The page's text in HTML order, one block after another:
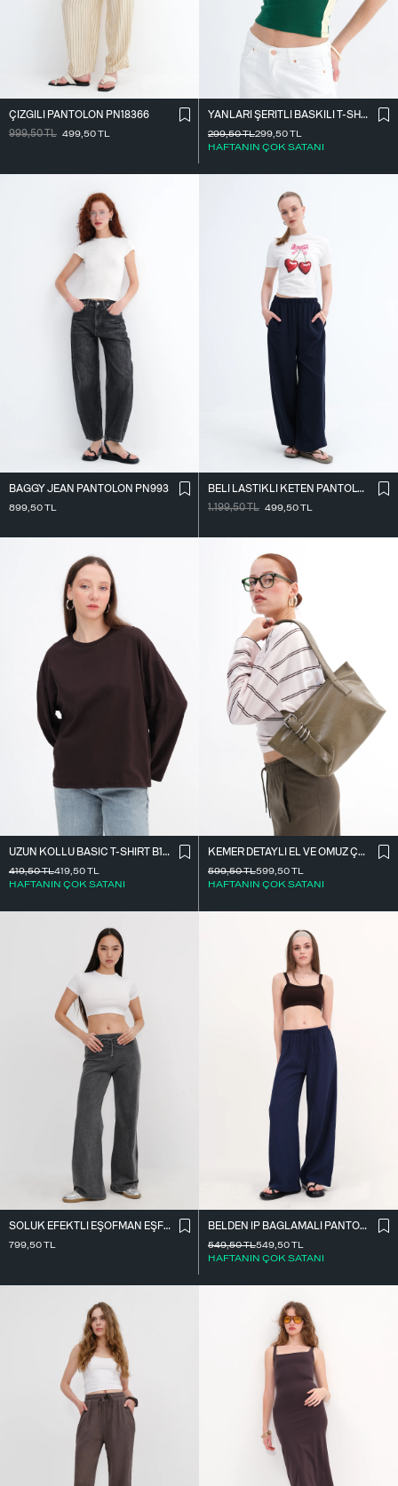
ÇIZGILI PANTOLON PN18366
999,50TL 499,50TL
YANLARI ŞERITLI BASKILI T-SHIRT P9035
299,50TL
HAFTANIN ÇOK SATANI
299,50TL
BAGGY JEAN PANTOLON PN993
899,50TL
BELI LASTIKLI KETEN PANTOLON PN18273
1.199,50TL 499,50TL
UZUN KOLLU BASIC T-SHIRT B10571
419,50TL
HAFTANIN ÇOK SATANI
419,50TL
KEMER DETAYLI EL VE OMUZ ÇANTASI Ç11
599,50TL
HAFTANIN ÇOK SATANI
599,50TL
SOLUK EFEKTLI EŞOFMAN EŞF10455-E7
799,50TL
BELDEN İ̇P BAĞLAMALI PANTOLON PN10450-K7
549,50TL
HAFTANIN ÇOK SATANI
549,50TL